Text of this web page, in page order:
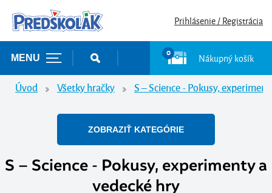
Prihlásenie / Registrácia
MENU
0 Nákupný košík
Úvod Všetky hračky S – Science - Pokusy,
ZOBRAZIŤ KATEGÓRIE
S – Science - Pokusy, experimenty a
vedecké hry